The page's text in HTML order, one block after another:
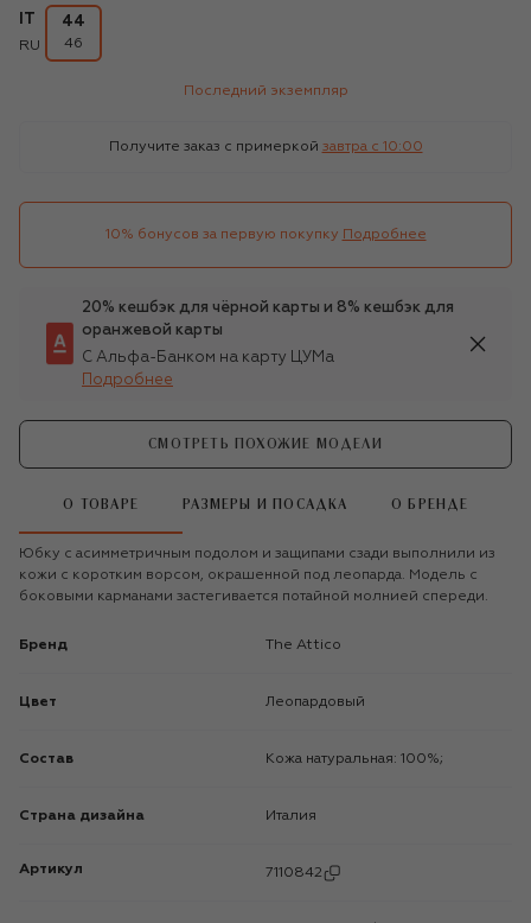
RU
44
46
Последний экземпляр
Получите заказ с примеркой завтра c 10:00
10% бонусов за первую покупку Подробнее
20% кешбэк для чёрной карты и 8% кешбэк для
оранжевой карты
С Альфа-Банком на карту ЦУМа
Подробнее
СМОТРЕТЬ ПОХОЖИЕ МОДЕЛИ
О ТОВАРЕ РАЗМЕРЫ И ПОСАДКА О БРЕНДЕ
Юбку с асимметричным подолом и защипами сзади выполнили из
кожи с коротким ворсом, окрашенной под леопарда. Модель с
боковыми карманами застегивается потайной молнией спереди.
Бренд The Attico
Цвет Леопардовый
Состав Кожа натуральная: 100%;
Страна дизайна Италия
Артикул 7110842